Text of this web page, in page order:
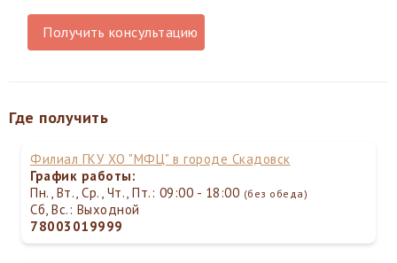
Получить консультацию
Где получить
Филиал ГКУ ХО "МФЦ" в городе Скадовск
График работы:
Пн., Вт., Ср., Чт., Пт.: 09:00 - 18:00 (без обеда)
Сб, Вс.: Выходной
78003019999